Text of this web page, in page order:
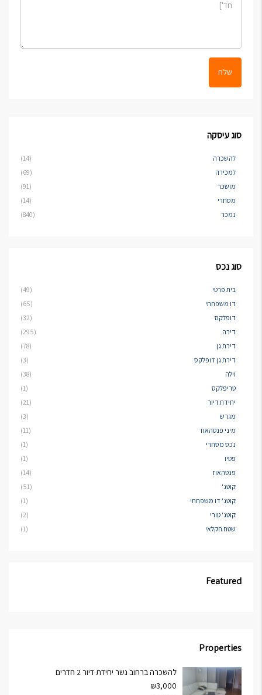
שלח
סוג עיסקה
להשכרה
(14)
למכירה
(69)
מושכר
(91)
מסחרי
(14)
נמכר
(840)
סוג נכס
בית פרטי
(49)
דו משפחתי
(65)
דופלקס
(32)
דירה
(295)
דירת גן
(78)
דירת גן דופלקס
(3)
וילה
(38)
טריפלקס
(1)
יחידת דיור
(21)
מגרש
(3)
מיני פנטהאוז
(11)
נכס מסחרי
(1)
פטיו
(1)
פנטהאוז
(14)
קוטג'
(51)
קוטג' דו משפחתי
(1)
קוטג' טורי
(2)
שטח חקלאי
(1)
Featured
Properties
להשכרה ברחוב נשר יחידת דיור 2 חדרים
₪3,000